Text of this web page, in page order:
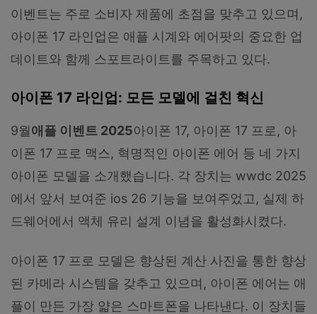
이벤트는 주로 소비자 제품에 초점을 맞추고 있으며,
아이폰 17 라인업은 애플 시계와 에어팟의 중요한 업
데이트와 함께 스포트라이트를 주목하고 있다.
아이폰 17 라인업: 모든 모델에 걸친 혁신
9월애플 이벤트 2025아이폰 17, 아이폰 17 프로, 아
이폰 17 프로 맥스, 혁명적인 아이폰 에어 등 네 가지
아이폰 모델을 소개했습니다. 각 장치는 wwdc 2025
에서 앞서 보여준 ios 26 기능을 보여주었고, 실제 하
드웨어에서 액체 유리 설계 이념을 활성화시켰다.
아이폰 17 프로 모델은 향상된 계산 사진을 통한 향상
된 카메라 시스템을 갖추고 있으며, 아이폰 에어는 애
플이 만든 가장 얇은 스마트폰을 나타낸다. 이 장치들